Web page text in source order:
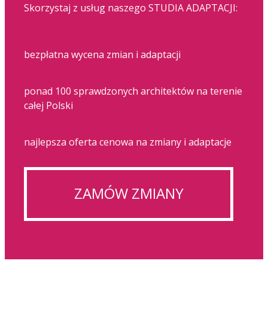
Skorzystaj z usług naszego STUDIA ADAPTACJI:
bezpłatna wycena zmian i adaptacji
ponad 100 sprawdzonych architektów na terenie
całej Polski
najlepsza oferta cenowa na zmiany i adaptacje
ZAMÓW ZMIANY